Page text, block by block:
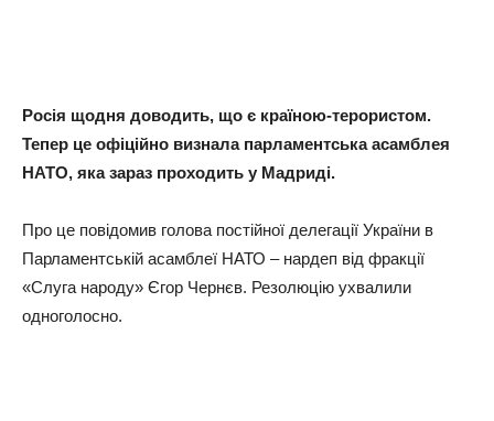
Росія щодня доводить, що є країною-терористом.
Тепер це офіційно визнала парламентська асамблея
НАТО, яка зараз проходить у Мадриді.
Про це повідомив голова постійної делегації України в
Парламентській асамблеї НАТО – нардеп від фракції
«Слуга народу» Єгор Чернєв. Резолюцію ухвалили
одноголосно.